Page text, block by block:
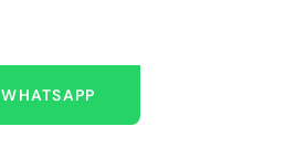
WHATSAPP